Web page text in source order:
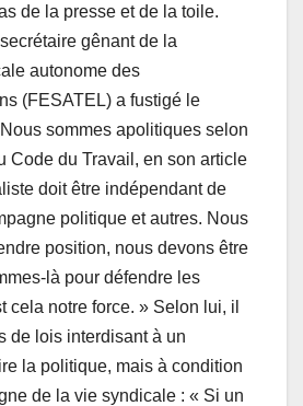
de la presse et de la toile.
gênant de la
autonome des
(FESATEL) a fustigé le
sommes apolitiques selon
Code du Travail, en son article
doit être indépendant de
politique et autres. Nous
position, nous devons être
là pour défendre les
cela notre force. » Selon lui, il
de lois interdisant à un
la politique, mais à condition
de la vie syndicale : « Si un